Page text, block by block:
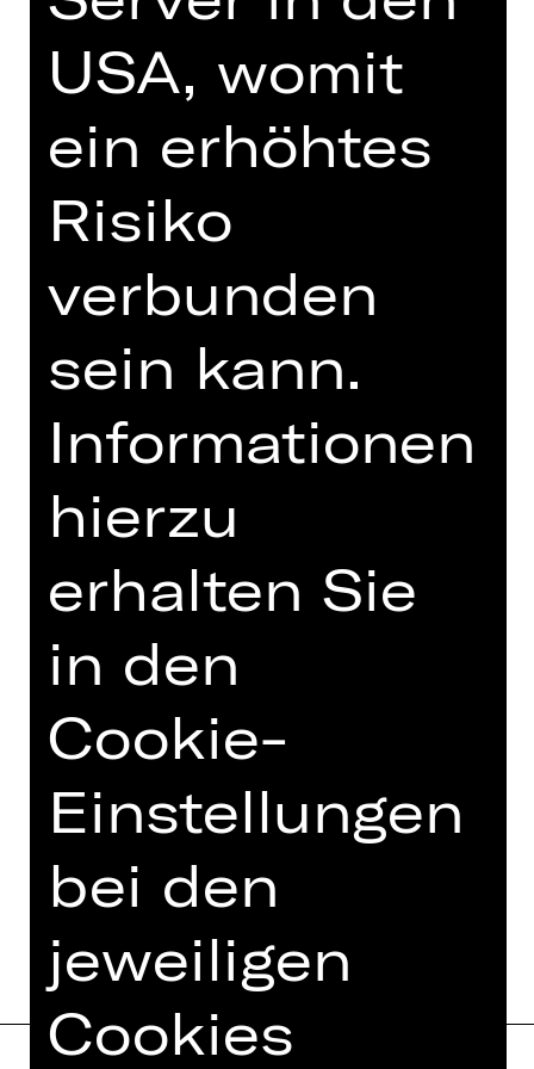
TEAM
TERMINE UND BESETZUNG
MIT FREUNDLICHER
USA, womit
ein erhöhtes
Risiko
verbunden
sein kann.
Informationen
hierzu
erhalten Sie
in den
Cookie-
Einstellungen
bei den
jeweiligen
Cookies